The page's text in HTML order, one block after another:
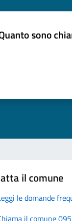
sono
il comune
le domande
il comune